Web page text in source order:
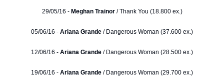
29/05/16 - Meghan Trainor/ Thank You (18.800 ex.)
05/06/16 - Ariana Grande / Dangerous Woman (37.600 ex.)
12/06/16 - Ariana Grande / Dangerous Woman (28.500 ex.)
19/06/16 - Ariana Grande / Dangerous Woman (29.700 ex.)